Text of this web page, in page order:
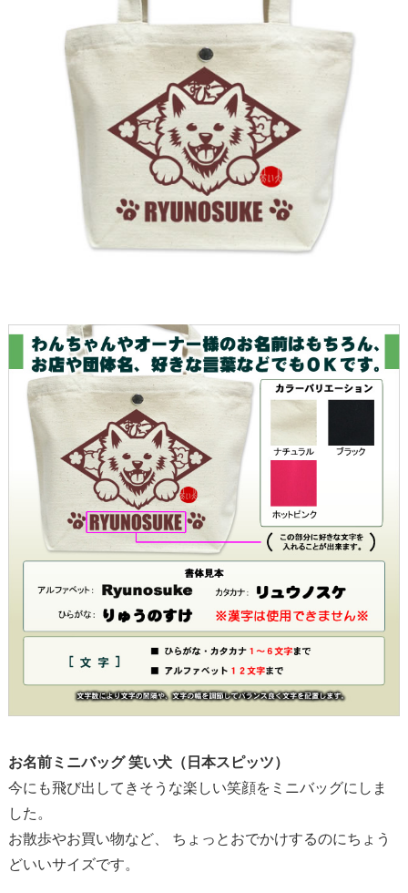
お名前ミニバッグ 笑い犬（日本スピッツ）
今にも飛び出してきそうな楽しい笑顔をミニバッグにしま
した。
お散歩やお買い物など、 ちょっとおでかけするのにちょう
どいいサイズです。